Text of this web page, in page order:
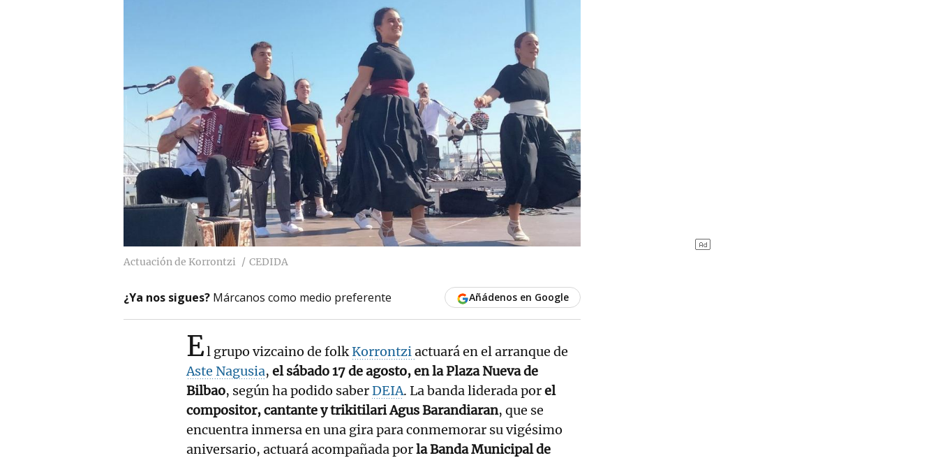
Actuación de Korrontzi CEDIDA
¿Ya nos sigues? Márcanos como medio preferente Añádenos en Google
El grupo vizcaino de folkKorrontziactuará en el arranque de
Aste Nagusia, el sábado 17 de agosto, en la Plaza Nueva de
Bilbao, según ha podido saberDEIA. La banda liderada porel
compositor, cantante y trikitilari Agus Barandiaran, que se
encuentra inmersa en una gira para conmemorar su vigésimo
aniversario, actuará acompañada porla Banda Municipal de